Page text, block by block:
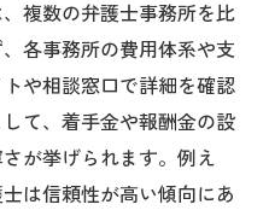
複数の弁護士事務所を比
各事務所の費用体系や支
や相談窓口で詳細を確認
て、着手金や報酬金の設
が挙げられます。例え
は信頼性が高い傾向にあ